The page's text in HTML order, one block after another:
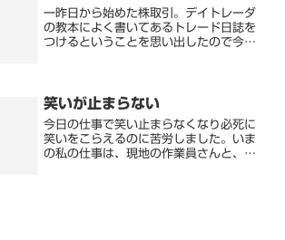
一昨日から始めた株取引。デイトレーダ
の教本によく書いてあるトレード日誌を
つけるということを思い出したので今日
昨日で２０円あがりま...
笑いが止まらない
今日の仕事で笑い止まらなくなり必死に
笑いをこらえるのに苦労しました。いま
の私の仕事は、現地の作業員さんと、遠